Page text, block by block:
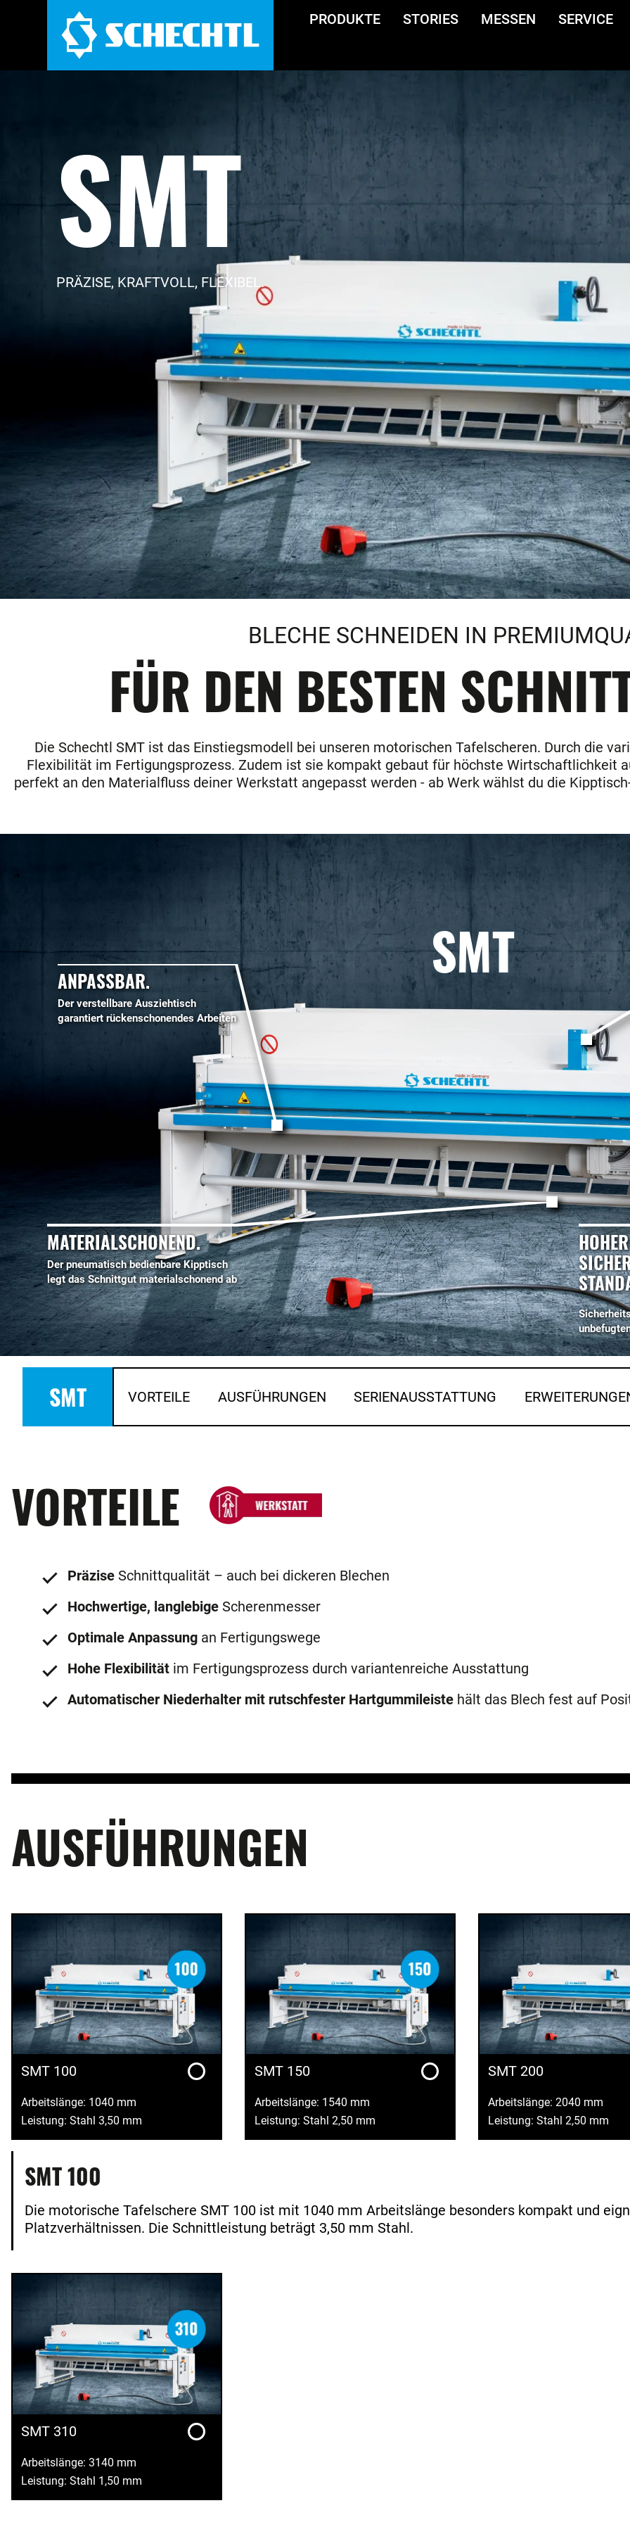
PRODUKTE STORIES MESSEN SERVICE
SMT
PRÄZISE, KRAFTVOLL, FLEXIBEL.
BLECHE SCHNEIDEN IN
FÜR DEN BESTEN
Die Schechtl SMT ist das Einstiegsmodell bei unseren motorischen Tafelscheren. Durch die
Flexibilität im Fertigungsprozess. Zudem ist sie kompakt gebaut für höchste Wirtschaftlichkeit
perfekt an den Materialfluss deiner Werkstatt angepasst werden - ab Werk wählst du die
SMT
HOHER
ANPASSBAR.
Der verstellbare Ausziehtisch
garantiert rückenschonendes Arbeiten
MATERIALSCHONEND.
Der pneumatisch bedienbare Kipptisch
legt das Schnittgut materialschonend ab
SMT VORTEILE AUSFÜHRUNGEN SERIENAUSSTATTUNG
VORTEILE
Präzise Schnittqualität – auch bei dickeren Blechen
Hochwertige, langlebige Scherenmesser
Optimale Anpassung an Fertigungswege
Hohe Flexibilität im Fertigungsprozess durch variantenreiche Ausstattung
Automatischer Niederhalter mit rutschfester Hartgummileiste hält das Blech fest auf
AUSFÜHRUNGEN
SMT 100
Arbeitslänge: 1040 mm
Leistung: Stahl 3,50 mm
SMT 150
Arbeitslänge: 1540 mm
Leistung: Stahl 2,50 mm
SMT 200
Arbeitslänge: 2040 mm
Leistung: Stahl 2,50 mm
SMT 100
Die motorische Tafelschere SMT 100 ist mit 1040 mm Arbeitslänge besonders kompakt und
Platzverhältnissen. Die Schnittleistung beträgt 3,50 mm Stahl.
SMT 310
Arbeitslänge: 3140 mm
Leistung: Stahl 1,50 mm